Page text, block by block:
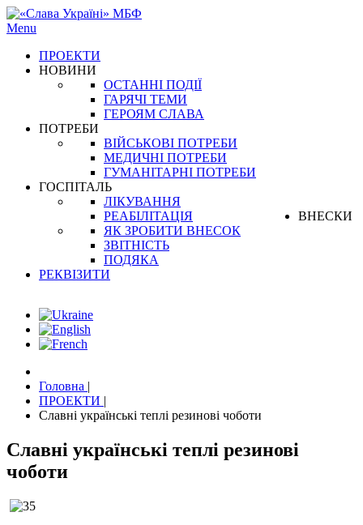
Menu
ПРОЕКТИ
НОВИНИ
ОСТАННІ ПОДІЇ
ГАРЯЧІ ТЕМИ
ГЕРОЯМ СЛАВА
ПОТРЕБИ
ВІЙСЬКОВІ ПОТРЕБИ
МЕДИЧНІ ПОТРЕБИ
ГУМАНІТАРНІ ПОТРЕБИ
ГОСПІТАЛЬ
ЛІКУВАННЯ
РЕАБІЛІТАЦІЯ
ВНЕСКИ
ЯК ЗРОБИТИ ВНЕСОК
ЗВІТНІСТЬ
ПОДЯКА
РЕКВІЗИТИ
Головна |
ПРОЕКТИ |
Славні українські теплі резинові чоботи
Славні українські теплі резинові
чоботи